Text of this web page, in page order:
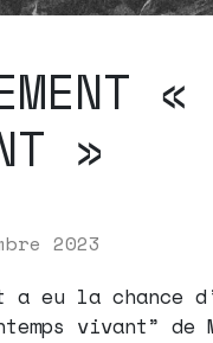
»
2023
a eu la chance
vivant” de